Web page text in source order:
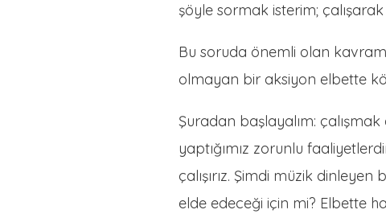
şöyle sormak isterim;
Bu soruda önemli olan
olmayan bir aksiyon elbette
Şuradan başlayalım: çalışmak
yaptığımız zorunlu
çalışırız. Şimdi müzik
elde edeceği için mi? Elbette